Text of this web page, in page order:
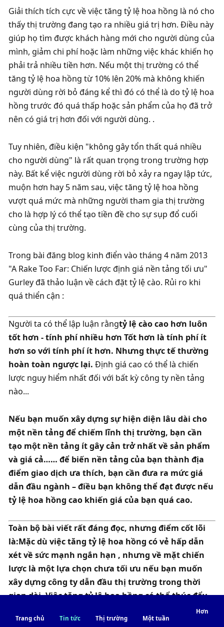
Giải thích tích cực về việc tăng tỷ lệ hoa hồng là nó cho
thấy thị trường đang tạo ra nhiều giá trị hơn. Điều này
giúp họ tìm được khách hàng mới cho người dùng của
mình, giảm chi phí hoặc làm những việc khác khiến họ
phải trả nhiều tiền hơn. Nếu một thị trường có thể
tăng tỷ lệ hoa hồng từ 10% lên 20% mà không khiến
người dùng rời bỏ đáng kể thì đó có thể là do tỷ lệ hoa
hồng trước đó quá thấp hoặc sản phẩm của họ đã trở
nên có giá trị hơn đối với người dùng. .
Tuy nhiên, điều kiện "không gây tổn thất quá nhiều
cho người dùng" là rất quan trọng trong trường hợp
này. Bất kể việc người dùng rời bỏ xảy ra ngay lập tức,
muộn hơn hay 5 năm sau, việc tăng tỷ lệ hoa hồng
vượt quá mức mà những người tham gia thị trường
cho là hợp lý có thể tạo tiền đề cho sự sụp đổ cuối
cùng của thị trường.
Trong bài đăng blog kinh điển vào tháng 4 năm 2013
"A Rake Too Far: Chiến lược định giá nền tảng tối ưu"
Gurley đã thảo luận về cách đặt tỷ lệ cào. ​​Rủi ro khi
quá thiển cận :
Người ta có thể lập luận rằngtỷ lệ cào cao hơn luôn
tốt hơn - tính phí nhiều hơn Tốt hơn là tính phí ít
hơn so với tính phí ít hơn. Nhưng thực tế thường
hoàn toàn ngược lại. Định giá cao có thể là chiến
lược nguy hiểm nhất đối với bất kỳ công ty nền tảng
nào...
Nếu bạn muốn xây dựng sự hiện diện lâu dài cho
một nền tảng để chiếm lĩnh thị trường, bạn cần
tạo một nền tảng ít gây cản trở nhất về sản phẩm
và giá cả…… để biến nền tảng của bạn thành địa
điểm giao dịch ưa thích, bạn cần đưa ra mức giá
dẫn đầu ngành – điều bạn không thể đạt được nếu
tỷ lệ hoa hồng cao khiến giá của bạn quá cao.
Toàn bộ bài viết rất đáng đọc, nhưng điểm cốt lõi
là:Mặc dù việc tăng tỷ lệ hoa hồng có vẻ hấp dẫn
xét về sức mạnh ngắn hạn , nhưng về mặt chiến
lược là một lựa chọn chưa tối ưu nếu bạn muốn
xây dựng công ty dẫn đầu thị trường trong thời
gian dài. Việc tăng tỷ lệ hoa hồng có thể thúc đẩy
bên cung và bên cầu tìm kiếm các lựa chọn thay
thế khác.
Trang chủ Tin tức Thị trường Một tuần
Hơn